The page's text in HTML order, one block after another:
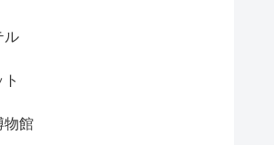
ル
物館